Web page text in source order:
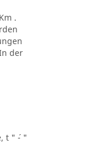
.
der
t " ´- "